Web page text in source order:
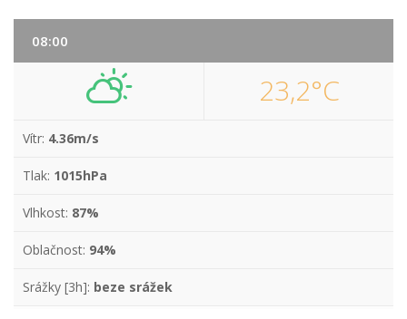
08:00
23,2°C
Vítr: 4.36m/s
Tlak: 1015hPa
Vlhkost: 87%
Oblačnost: 94%
Srážky [3h]: beze srážek